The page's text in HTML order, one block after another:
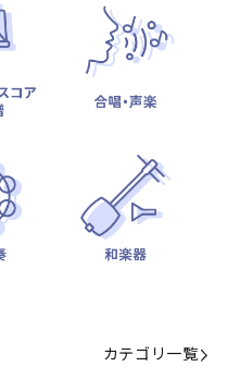
カテゴリ一覧